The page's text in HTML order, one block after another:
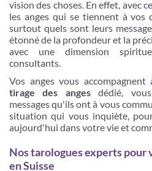
vision des choses. En effet, avec
les anges qui se tiennent à vos
surtout quels sont leurs
étonné de la profondeur et la
avec une dimension
consultants.
Vos anges vous
tirage des angesdédié, vous
messages qu'ils ont à vous
situation qui vous inquiète,
aujourd'hui dans votre vie et
Nos tarologues experts pour
en Suisse